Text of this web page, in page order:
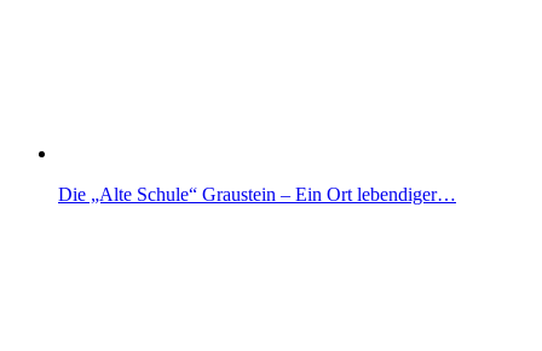
Die „Alte Schule“ Graustein – Ein Ort lebendiger…